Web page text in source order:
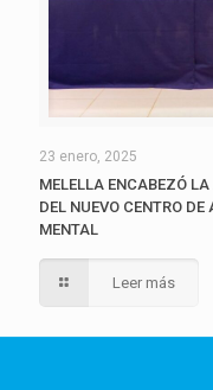
23 enero, 2025
MELELLA ENCABEZÓ
DEL NUEVO CENTRO
MENTAL
Leer más